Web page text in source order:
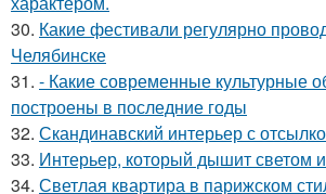
30. Какие фестивали регулярно
Челябинске
31. - Какие современные культурные
построены в последние годы
32. Скандинавский интерьер с
33. Интерьер, который дышит светом
34. Светлая квартира в парижском